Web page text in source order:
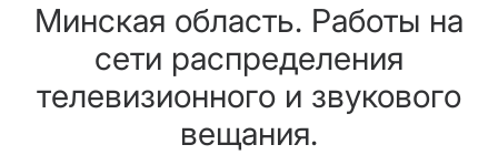
Минская область. Работы на
сети распределения
телевизионного и звукового
вещания.